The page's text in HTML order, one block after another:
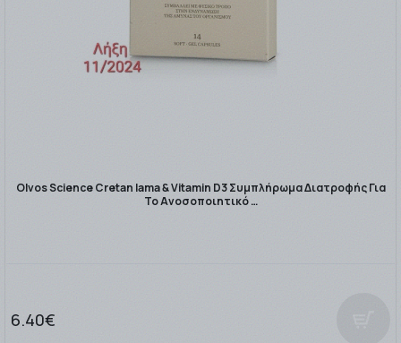
Olvos Science Cretan Iama & Vitamin D3 Συμπλήρωμα Διατροφής Για
Το Ανοσοποιητικό …
6.40€